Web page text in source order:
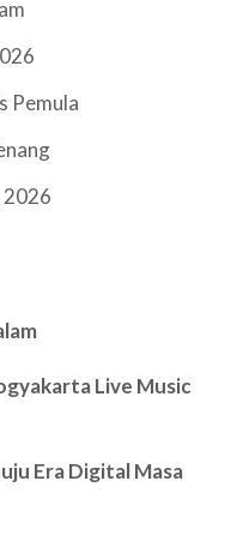
Pemula
2026
Live Music
Era Digital Masa